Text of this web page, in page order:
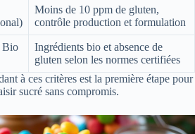
Moins de 10 ppm de gluten,
contrôle production et formulation
Bio
Ingrédients bio et absence de
gluten selon les normes certifiées
à ces critères est la première étape pour
sucré sans compromis.